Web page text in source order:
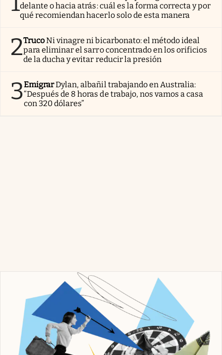
delante o hacia atrás: cuál es la forma correcta y por
qué recomiendan hacerlo solo de esta manera
2TrucoNi vinagre ni bicarbonato: el método ideal
para eliminar el sarro concentrado en los orificios
de la ducha y evitar reducir la presión
3EmigrarDylan, albañil trabajando en Australia:
“Después de 8 horas de trabajo, nos vamos a casa
con 320 dólares”